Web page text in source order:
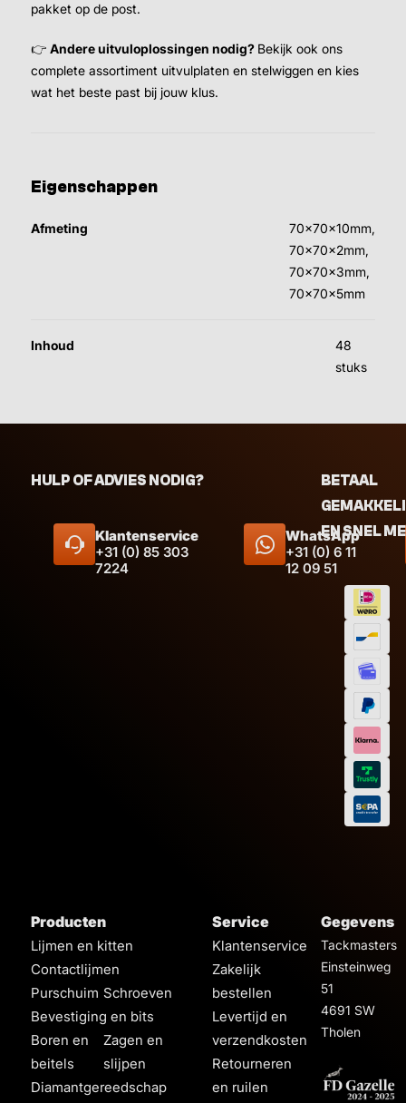
pakket op de post.
👉 Andere uitvuloplossingen nodig? Bekijk ook ons
complete assortiment uitvulplaten en stelwiggen en kies
wat het beste past bij jouw klus.
Eigenschappen
Afmeting
70x70x10mm,
70x70x2mm,
70x70x3mm,
70x70x5mm
Inhoud
48
stuks
HULP OF ADVIES NODIG?
Klantenservice
+31 (0) 85 303
7224
WhatsApp
+31 (0) 6 11
12 09 51
BETAAL
EN SNEL
Producten
Lijmen en kitten
Contactlijmen
Purschuim Schroeven
Bevestiging en bits
Boren en
beitels
Zagen en
slijpen
Diamantgereedschap
Service
Klantenservice
Zakelijk
bestellen
Levertijd en
verzendkosten
Retourneren
en ruilen
Gegevens
Tackmasters
Einsteinweg
51
4691 SW
Tholen